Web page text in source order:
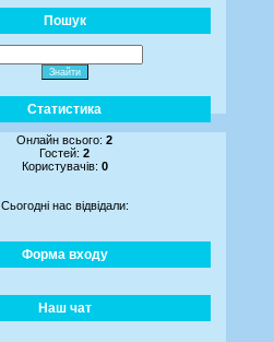
Пошук
Статистика
Онлайн всього:2
Гостей:2
Користувачів: 0
Сьогодні нас відвідали:
Форма входу
Наш чат